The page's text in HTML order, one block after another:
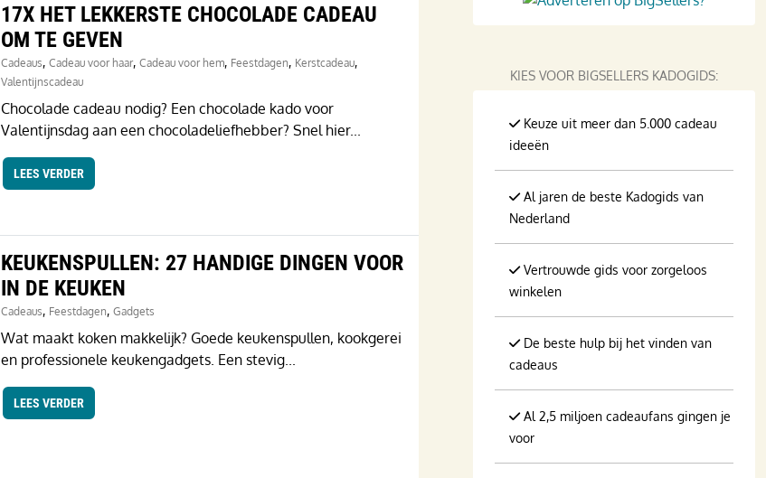
17X HET LEKKERSTE CHOCOLADE CADEAU
OM TE GEVEN
Cadeaus, Cadeau voor haar, Cadeau voor hem, Feestdagen, Kerstcadeau,
Valentijnscadeau
Chocolade cadeau nodig? Een chocolade kado voor
Valentijnsdag aan een chocoladeliefhebber? Snel hier...
LEES VERDER
KEUKENSPULLEN: 27 HANDIGE DINGEN VOOR
IN DE KEUKEN
Cadeaus, Feestdagen, Gadgets
Wat maakt koken makkelijk? Goede keukenspullen, kookgerei
en professionele keukengadgets. Een stevig...
LEES VERDER
KIES VOOR BIGSELLERS KADOGIDS:
Keuze uit meer dan 5.000 cadeau
ideeën
Al jaren de beste Kadogids van
Nederland
Vertrouwde gids voor zorgeloos
winkelen
De beste hulp bij het vinden van
cadeaus
Al 2,5 miljoen cadeaufans gingen je
voor